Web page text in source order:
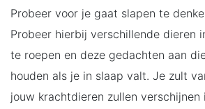
Probeer voor je gaat slapen te
Probeer hierbij verschillende dieren
te roepen en deze gedachten aan
houden als je in slaap valt. Je zult
jouw krachtdieren zullen verschijnen